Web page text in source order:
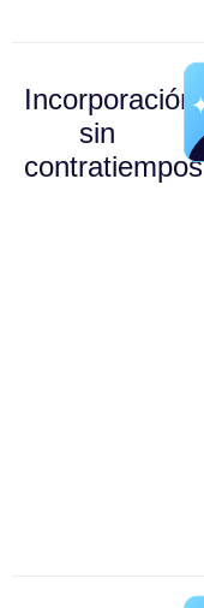
Incorporación
sin
contratiempos